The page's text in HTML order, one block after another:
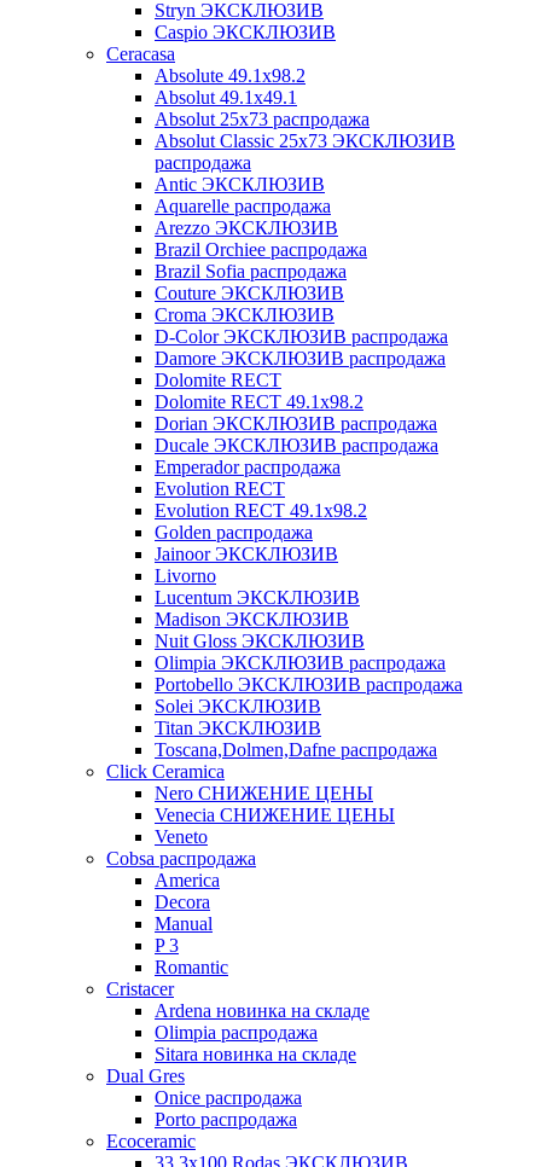
Stryn ЭКСКЛЮЗИВ
Сaspio ЭКСКЛЮЗИВ
Ceracasa
Absolute 49.1x98.2
Absolut 49.1x49.1
Absolut 25x73 распродажа
Absolut Classic 25x73 ЭКСКЛЮЗИВ
распродажа
Antic ЭКСКЛЮЗИВ
Aquarelle распродажа
Arezzo ЭКСКЛЮЗИВ
Brazil Orchiee распродажа
Brazil Sofia распродажа
Couture ЭКСКЛЮЗИВ
Croma ЭКСКЛЮЗИВ
D-Color ЭКСКЛЮЗИВ распродажа
Damore ЭКСКЛЮЗИВ распродажа
Dolomite RECT
Dolomite RECT 49.1x98.2
Dorian ЭКСКЛЮЗИВ распродажа
Ducale ЭКСКЛЮЗИВ распродажа
Emperador распродажа
Evolution RECT
Evolution RECT 49.1x98.2
Golden распродажа
Jainoor ЭКСКЛЮЗИВ
Livorno
Lucentum ЭКСКЛЮЗИВ
Madison ЭКСКЛЮЗИВ
Nuit Gloss ЭКСКЛЮЗИВ
Olimpia ЭКСКЛЮЗИВ распродажа
Portobello ЭКСКЛЮЗИВ распродажа
Solei ЭКСКЛЮЗИВ
Titan ЭКСКЛЮЗИВ
Toscana,Dolmen,Dafne распродажа
Cliсk Ceramica
Nero СНИЖЕНИЕ ЦЕНЫ
Venecia СНИЖЕНИЕ ЦЕНЫ
Veneto
Cobsa распродажа
America
Decora
Manual
P 3
Romantic
Cristacer
Ardena новинка на складе
Olimpia распродажа
Sitara новинка на складе
Dual Gres
Onice распродажа
Porto распродажа
Ecoceramic
33.3х100 Rodas ЭКСКЛЮЗИВ